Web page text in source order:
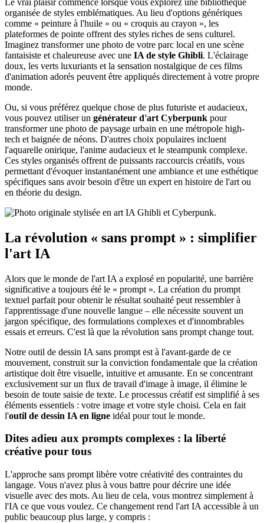
organisée de styles emblématiques. Au lieu d'options génériques
comme « peinture à l'huile » ou « croquis au crayon », les
plateformes de pointe offrent des styles riches de sens culturel.
Imaginez transformer une photo de votre parc local en une scène
fantaisiste et chaleureuse avec une IA de style Ghibli. L'éclairage
doux, les verts luxuriants et la sensation nostalgique de ces films
d'animation adorés peuvent être appliqués directement à votre propre
monde.
Ou, si vous préférez quelque chose de plus futuriste et audacieux,
vous pouvez utiliser un générateur d'art Cyberpunk pour
transformer une photo de paysage urbain en une métropole high-
tech et baignée de néons. D'autres choix populaires incluent
l'aquarelle onirique, l'anime audacieux et le steampunk complexe.
Ces styles organisés offrent de puissants raccourcis créatifs, vous
permettant d'évoquer instantanément une ambiance et une esthétique
spécifiques sans avoir besoin d'être un expert en histoire de l'art ou
en théorie du design.
La révolution « sans prompt » : simplifier
l'art IA
Alors que le monde de l'art IA a explosé en popularité, une barrière
significative a toujours été le « prompt ». La création du prompt
textuel parfait pour obtenir le résultat souhaité peut ressembler à
l'apprentissage d'une nouvelle langue – elle nécessite souvent un
jargon spécifique, des formulations complexes et d'innombrables
essais et erreurs. C'est là que la révolution sans prompt change tout.
Notre outil de dessin IA sans prompt est à l'avant-garde de ce
mouvement, construit sur la conviction fondamentale que la création
artistique doit être visuelle, intuitive et amusante. En se concentrant
exclusivement sur un flux de travail d'image à image, il élimine le
besoin de toute saisie de texte. Le processus créatif est simplifié à ses
éléments essentiels : votre image et votre style choisi. Cela en fait
l'outil de dessin IA en ligne idéal pour tout le monde.
Dites adieu aux prompts complexes : la liberté
créative pour tous
L'approche sans prompt libère votre créativité des contraintes du
langage. Vous n'avez plus à vous battre pour décrire une idée
visuelle avec des mots. Au lieu de cela, vous montrez simplement à
l'IA ce que vous voulez. Ce changement rend l'art IA accessible à un
public beaucoup plus large, y compris :